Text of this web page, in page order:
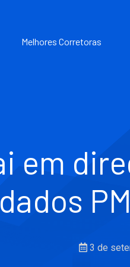
Melhores Corretoras
em
dados
3 de